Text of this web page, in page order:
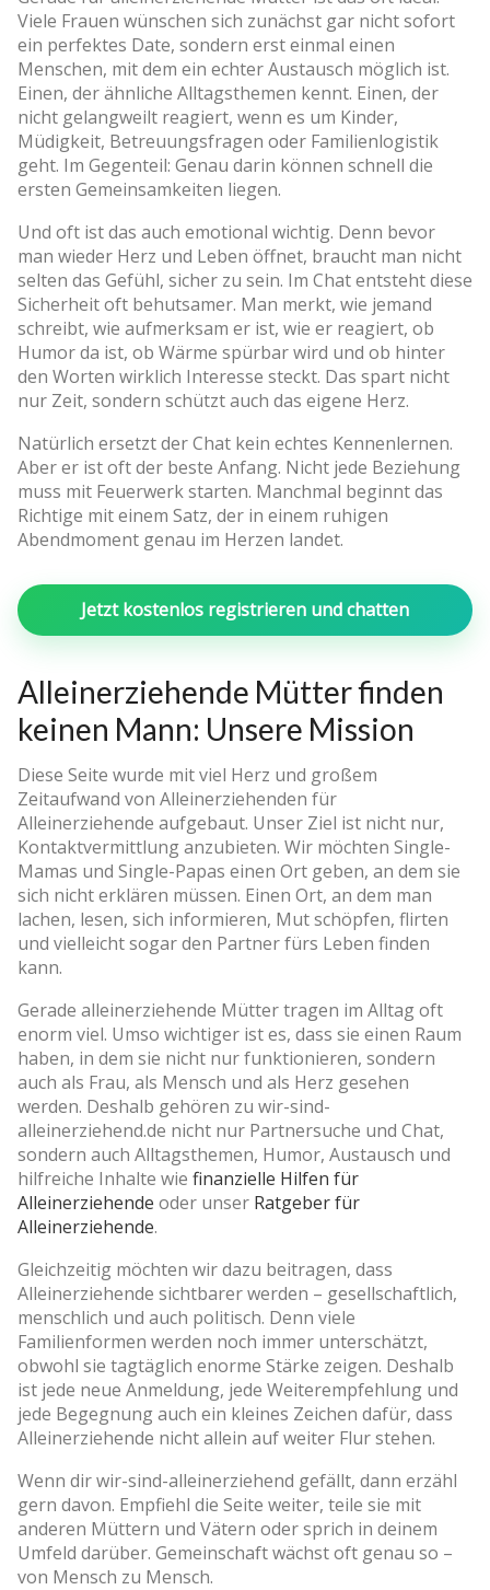
Viele Frauen wünschen sich zunächst gar nicht sofort
ein perfektes Date, sondern erst einmal einen
Menschen, mit dem ein echter Austausch möglich ist.
Einen, der ähnliche Alltagsthemen kennt. Einen, der
nicht gelangweilt reagiert, wenn es um Kinder,
Müdigkeit, Betreuungsfragen oder Familienlogistik
geht. Im Gegenteil: Genau darin können schnell die
ersten Gemeinsamkeiten liegen.
Und oft ist das auch emotional wichtig. Denn bevor
man wieder Herz und Leben öffnet, braucht man nicht
selten das Gefühl, sicher zu sein. Im Chat entsteht diese
Sicherheit oft behutsamer. Man merkt, wie jemand
schreibt, wie aufmerksam er ist, wie er reagiert, ob
Humor da ist, ob Wärme spürbar wird und ob hinter
den Worten wirklich Interesse steckt. Das spart nicht
nur Zeit, sondern schützt auch das eigene Herz.
Natürlich ersetzt der Chat kein echtes Kennenlernen.
Aber er ist oft der beste Anfang. Nicht jede Beziehung
muss mit Feuerwerk starten. Manchmal beginnt das
Richtige mit einem Satz, der in einem ruhigen
Abendmoment genau im Herzen landet.
Jetzt kostenlos registrieren und chatten
Alleinerziehende Mütter finden
keinen Mann: Unsere Mission
Diese Seite wurde mit viel Herz und großem
Zeitaufwand von Alleinerziehenden für
Alleinerziehende aufgebaut. Unser Ziel ist nicht nur,
Kontaktvermittlung anzubieten. Wir möchten Single-
Mamas und Single-Papas einen Ort geben, an dem sie
sich nicht erklären müssen. Einen Ort, an dem man
lachen, lesen, sich informieren, Mut schöpfen, flirten
und vielleicht sogar den Partner fürs Leben finden
kann.
Gerade alleinerziehende Mütter tragen im Alltag oft
enorm viel. Umso wichtiger ist es, dass sie einen Raum
haben, in dem sie nicht nur funktionieren, sondern
auch als Frau, als Mensch und als Herz gesehen
werden. Deshalb gehören zu wir-sind-
alleinerziehend.de nicht nur Partnersuche und Chat,
sondern auch Alltagsthemen, Humor, Austausch und
hilfreiche Inhalte wie finanzielle Hilfen für
Alleinerziehende oder unser Ratgeber für
Alleinerziehende.
Gleichzeitig möchten wir dazu beitragen, dass
Alleinerziehende sichtbarer werden – gesellschaftlich,
menschlich und auch politisch. Denn viele
Familienformen werden noch immer unterschätzt,
obwohl sie tagtäglich enorme Stärke zeigen. Deshalb
ist jede neue Anmeldung, jede Weiterempfehlung und
jede Begegnung auch ein kleines Zeichen dafür, dass
Alleinerziehende nicht allein auf weiter Flur stehen.
Wenn dir wir-sind-alleinerziehend gefällt, dann erzähl
gern davon. Empfiehl die Seite weiter, teile sie mit
anderen Müttern und Vätern oder sprich in deinem
Umfeld darüber. Gemeinschaft wächst oft genau so –
von Mensch zu Mensch.